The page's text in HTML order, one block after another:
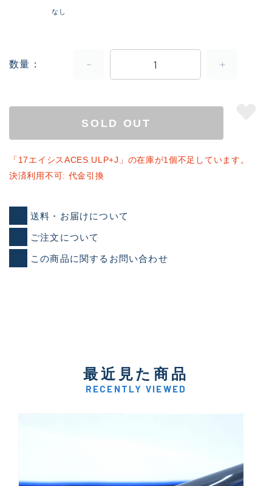
なし
数量
SOLD OUT
「17エイシスACES ULP+J」の在庫が1個不足しています。
決済利用不可: 代金引換
送料・お届けについて
ご注文について
この商品に関するお問い合わせ
最近見た商品
RECENTLY VIEWED